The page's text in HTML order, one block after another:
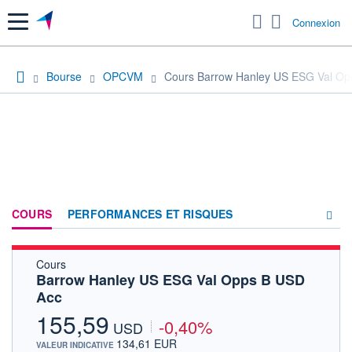
Menu Connexion
Bourse OPCVM Cours Barrow Hanley US ESG Val
COURS PERFORMANCES ET RISQUES
FORUM
Cours
Barrow Hanley US ESG Val Opps B USD
Acc
155,59 USD -0,40%
VALEUR INDICATIVE 134,61 EUR